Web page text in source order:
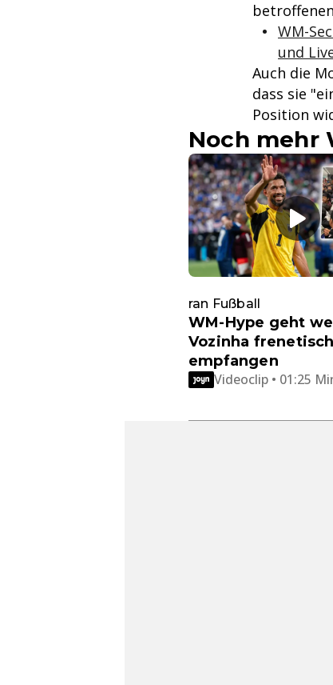
WM-
und
Auch die
dass sie
Position
Noch mehr
ran Fußball
WM-Hype geht
Vozinha
empfangen
Videoclip • 01:25